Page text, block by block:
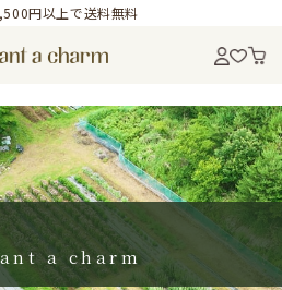
円以上で送料無料
a charm